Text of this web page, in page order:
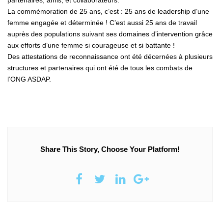
La commémoration de 25 ans, c’est : 25 ans de leadership d’une
femme engagée et déterminée ! C’est aussi 25 ans de travail
auprès des populations suivant ses domaines d’intervention grâce
aux efforts d’une femme si courageuse et si battante !
Des attestations de reconnaissance ont été décernées à plusieurs
structures et partenaires qui ont été de tous les combats de
l’ONG ASDAP.
Share This Story, Choose Your Platform!